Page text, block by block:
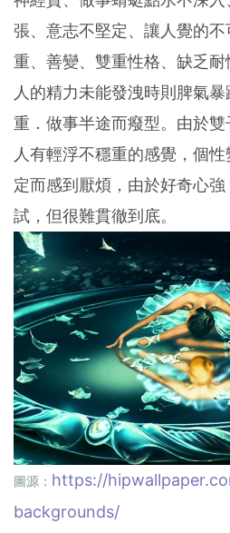
張、意志不堅定、讓人覺的
重、善變、雙重性格、缺乏
人的精力未能發洩時則脾氣
重．做事半途而癈型。由於
人有輕浮不穩重的感覺，個
定而感到厭煩，由於好奇心
試，但很難貫徹到底。
圖源： https://
backgrounds/